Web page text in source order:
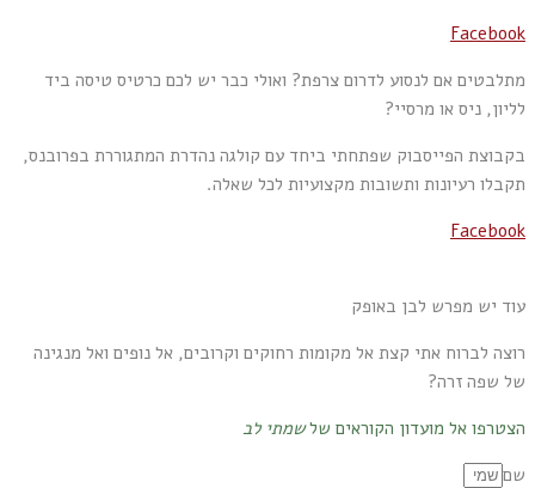
Facebook
מתלבטים אם לנסוע לדרום צרפת? ואולי כבר יש לכם כרטיס טיסה ביד
לליון, ניס או מרסיי?
בקבוצת הפייסבוק שפתחתי ביחד עם קולגה נהדרת המתגוררת בפרובנס,
תקבלו רעיונות ותשובות מקצועיות לכל שאלה.
Facebook
עוד יש מפרש לבן באופק
רוצה לברוח אתי קצת אל מקומות רחוקים וקרובים, אל נופים ואל מנגינה
של שפה זרה?
הצטרפו אל מועדון הקוראים שלשמתי לב
שם